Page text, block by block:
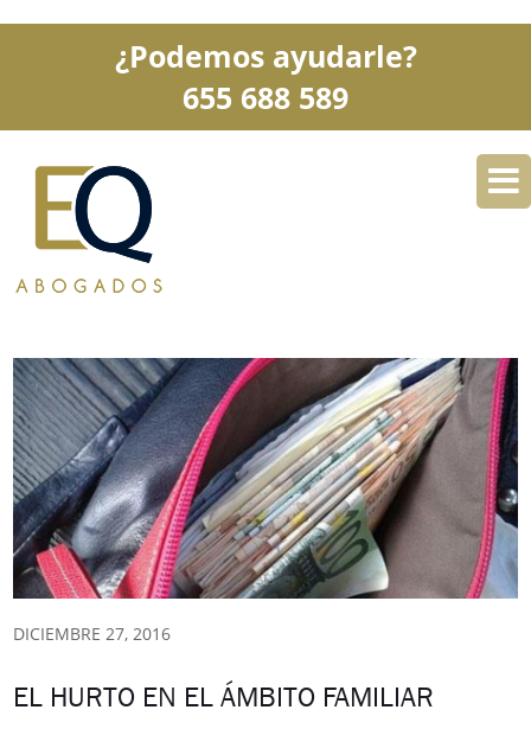
¿Podemos ayudarle?
655 688 589
SERVICIOS
BLOG CONTACTO
DICIEMBRE 27, 2016
EL HURTO EN EL ÁMBITO FAMILIAR